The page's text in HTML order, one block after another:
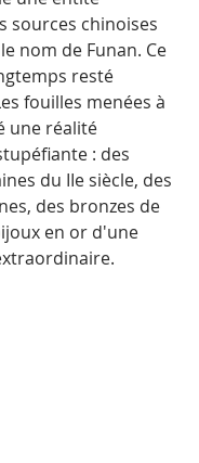
sources chinoises
nom de Funan. Ce
resté
fouilles menées à
une réalité
: des
du IIe siècle, des
des bronzes de
en or d'une